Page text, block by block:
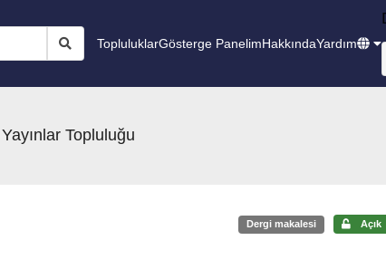
TopluluklarGösterge PanelimHakkındaYardım
Topluluğu
Dergi makalesi Açık